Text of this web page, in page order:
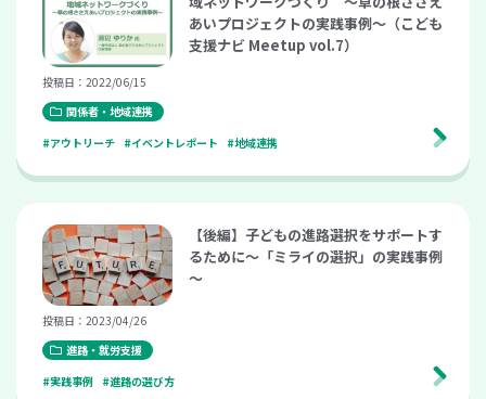
あいプロジェクトの実践事例～（こども
支援ナビ Meetup vol.7）
投稿日：2022/06/15
関係者・地域連携
#アウトリーチ
#イベントレポート #地域連携
【後編】子どもの進路選択をサポートす
るために～「ミライの選択」の実践事例
～
投稿日：2023/04/26
進路・就労支援
#実践事例
#進路の選び方